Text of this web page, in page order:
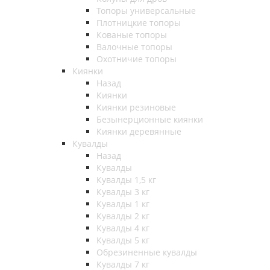
Топоры универсальные
Плотницкие топоры
Кованые топоры
Валочные топоры
Охотничие топоры
Киянки
Назад
Киянки
Киянки резиновые
Безынерционные киянки
Киянки деревянные
Кувалды
Назад
Кувалды
Кувалды 1,5 кг
Кувалды 3 кг
Кувалды 1 кг
Кувалды 2 кг
Кувалды 4 кг
Кувалды 5 кг
Обрезиненные кувалды
Кувалды 7 кг